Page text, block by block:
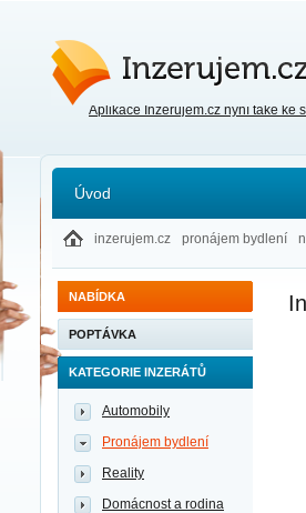
Inzerujem.cz
Aplikace Inzerujem.cz nyní také ke
Úvod
inzerujem.cz pronájem bydlení
NABÍDKA
POPTÁVKA
KATEGORIE INZERÁTŮ
Automobily
Pronájem bydlení
Reality
Domácnost a rodina